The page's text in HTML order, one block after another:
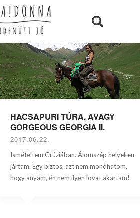
HACSAPURI TÚRA, AVAGY
GORGEOUS GEORGIA II.
2017.06.22.
Ismételtem Grúziában. Álomszép helyeken
jártam. Egy biztos, azt nem mondhatom,
hogy anyám, én nem ilyen lovat akartam!